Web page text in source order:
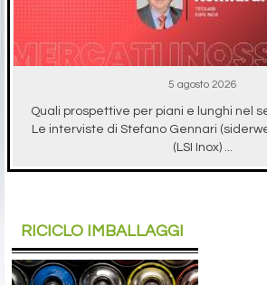
5 agosto 2026
Quali prospettive per piani e lunghi nel
Le interviste di Stefano Gennari
(LSI Inox) ...
RICICLO IMBALLAGGI